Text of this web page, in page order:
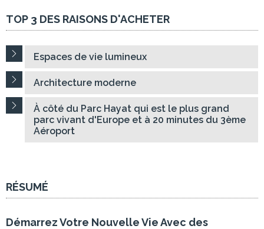
TOP 3 DES RAISONS D'ACHETER
Espaces de vie lumineux
Architecture moderne
À côté du Parc Hayat qui est le plus grand
parc vivant d'Europe et à 20 minutes du 3ème
Aéroport
RÉSUMÉ
Démarrez Votre Nouvelle Vie Avec des